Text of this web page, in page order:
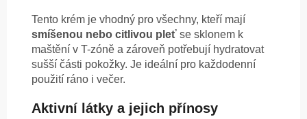
Tento krém je vhodný pro všechny, kteří mají
smíšenou nebo citlivou pleť se sklonem k
maštění v T-zóně a zároveň potřebují hydratovat
sušší části pokožky. Je ideální pro každodenní
použití ráno i večer.
Aktivní látky a jejich přínosy